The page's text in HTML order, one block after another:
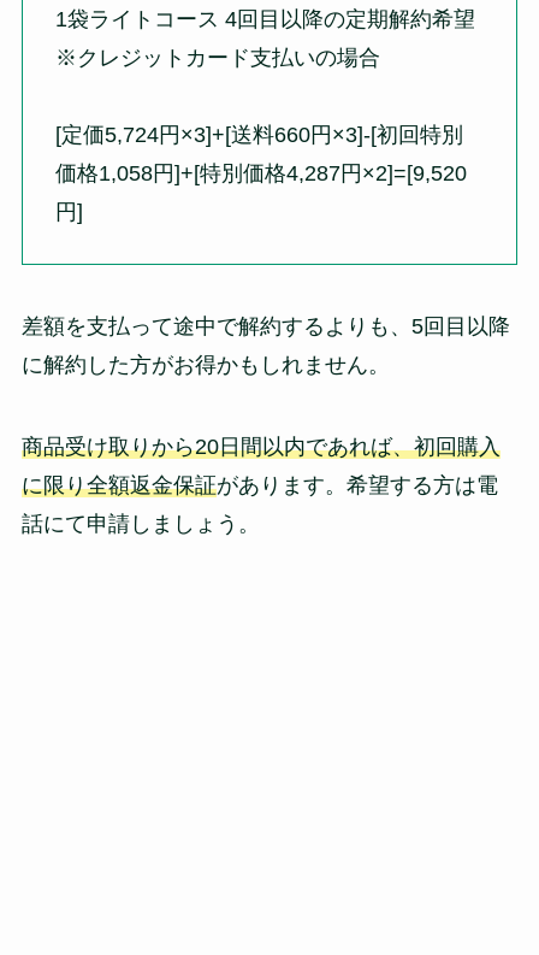
1袋ライトコース 4回目以降の定期解約希望
※クレジットカード支払いの場合
[定価5,724円×3]+[送料660円×3]-[初回特別
価格1,058円]+[特別価格4,287円×2]=[9,520
円]
差額を支払って途中で解約するよりも、5回目以降
に解約した方がお得かもしれません。
商品受け取りから20日間以内であれば、初回購入
に限り全額返金保証があります。希望する方は電
話にて申請しましょう。